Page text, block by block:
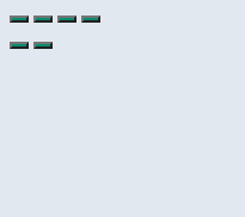
website